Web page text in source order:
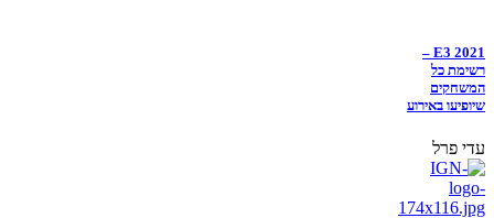
E3 2021 –
רשימת כל
המשחקים
שיופיעו באירוע
עדי פרל